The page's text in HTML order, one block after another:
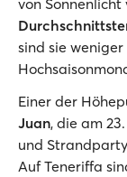
von Sonnenlicht
sind sie
Einer der
Juan, die am
und
Auf Teneriffa